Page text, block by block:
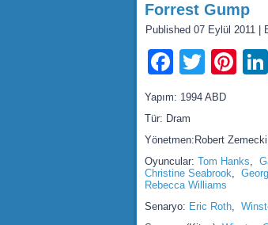
Forrest Gump
Published 07 Eylül 2011
Yapım: 1994 ABD
Tür: Dram
Yönetmen:Robert Zemecki
Oyuncular: Tom Hanks,
Christine Seabrook,
Rebecca Williams
Senaryo: Eric Roth,